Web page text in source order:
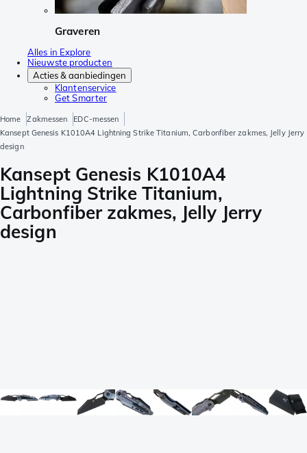
Graveren
Alles in Explore
Nieuwste producten
Acties & aanbiedingen
Klantenservice
Get Smarter
Home Zakmessen
EDC-messen
Kansept Genesis K1010A4 Lightning Strike Titanium, Carbonfiber zakmes, Jelly Jerry
design
Kansept Genesis K1010A4
Lightning Strike Titanium,
Carbonfiber zakmes, Jelly Jerry
design